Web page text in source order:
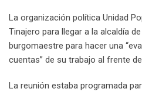
La organización política Unidad
Tinajero para llegar a la alcaldía
burgomaestre para hacer una
cuentas” de su trabajo al frente
La reunión estaba programada